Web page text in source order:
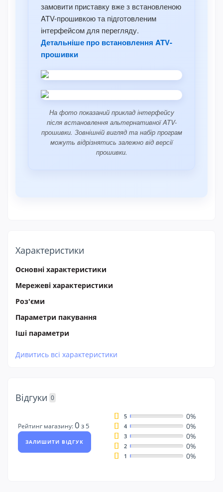
замовити приставку вже з встановленою
ATV-прошивкою та підготовленим
інтерфейсом для перегляду.
Детальніше про встановлення ATV-
прошивки
На фото показаний приклад інтерфейсу
після встановлення альтернативної ATV-
прошивки. Зовнішній вигляд та набір програм
можуть відрізнятись залежно від версії
прошивки.
Характеристики
Основні характеристики
Мережеві характеристики
Роз'єми
Параметри пакування
Іші параметри
Дивитись всі характеристики
Відгуки 0
Рейтинг магазину:0 з 5
ЗАЛИШИТИ ВІДГУК
5 0%
4 0%
3 0%
2 0%
1 0%